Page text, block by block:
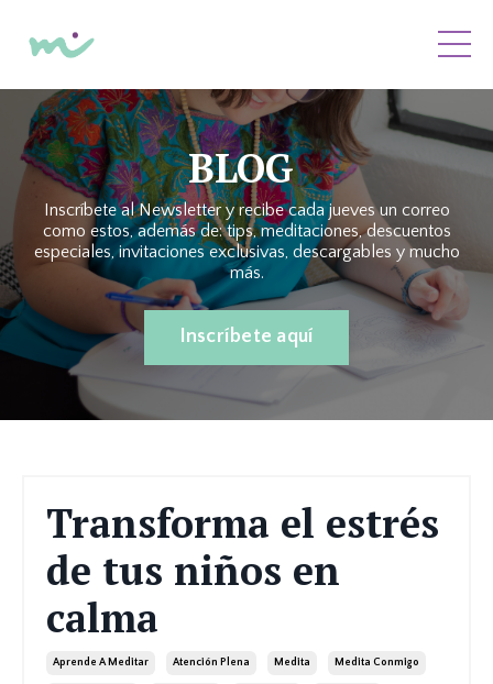
BLOG
Inscríbete al Newsletter y recibe cada jueves un correo
como estos, además de: tips, meditaciones, descuentos
especiales, invitaciones exclusivas, descargables y mucho
más.
Inscríbete aquí
Transforma el estrés
de tus niños en
calma
Aprende A Meditar Atención Plena Medita Medita Conmigo